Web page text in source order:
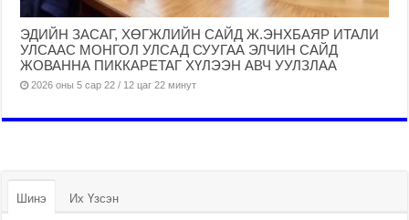
ЭДИЙН ЗАСАГ, ХӨГЖЛИЙН САЙД Ж.ЭНХБАЯР ИТАЛИ
УЛСААС МОНГОЛ УЛСАД СУУГАА ЭЛЧИН САЙД
ЖОВАННА ПИККАРЕТАГ ХҮЛЭЭН АВЧ УУЛЗЛАА
2026 оны 5 сар 22 / 12 цаг 22 минут
Шинэ Их Үзсэн